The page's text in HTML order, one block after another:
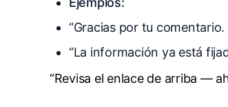
“Gracias por tu
“La información ya está
“Revisa el enlace de arriba —